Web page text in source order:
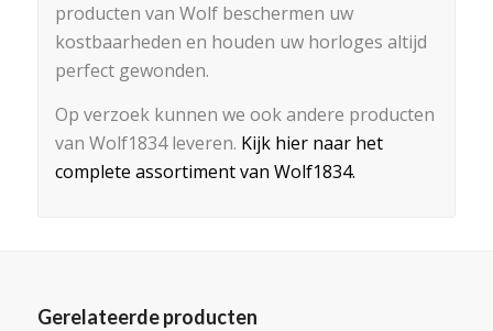
producten van Wolf beschermen uw
kostbaarheden en houden uw horloges altijd
perfect gewonden.
Op verzoek kunnen we ook andere producten
van Wolf1834 leveren. Kijk hier naar het
complete assortiment van Wolf1834.
Gerelateerde producten